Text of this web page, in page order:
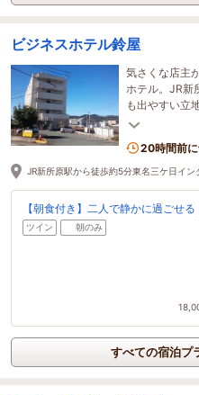
ビジネスホテル鈴屋
気さくな店主
ホテル。JR新
も出やすい立
要ライブ会場
20時間前
JR新所原駅から徒歩約5分東名三ケ日イン
【朝食付き】二人で静かに過ごせ
ツイン 朝のみ
すべての宿泊プ